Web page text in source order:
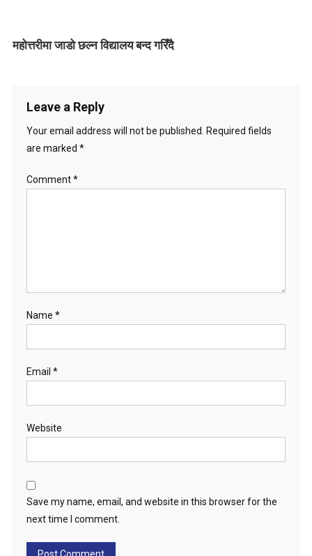
a
महोत्तरीमा जाडो छल्न विद्यालय बन्द गरिँदै
Leave a Reply
Your email address will not be published.
Required fields
are marked *
Comment*
Name *
Email *
Website
Save my name, email, and website in this browser for the
next time I comment.